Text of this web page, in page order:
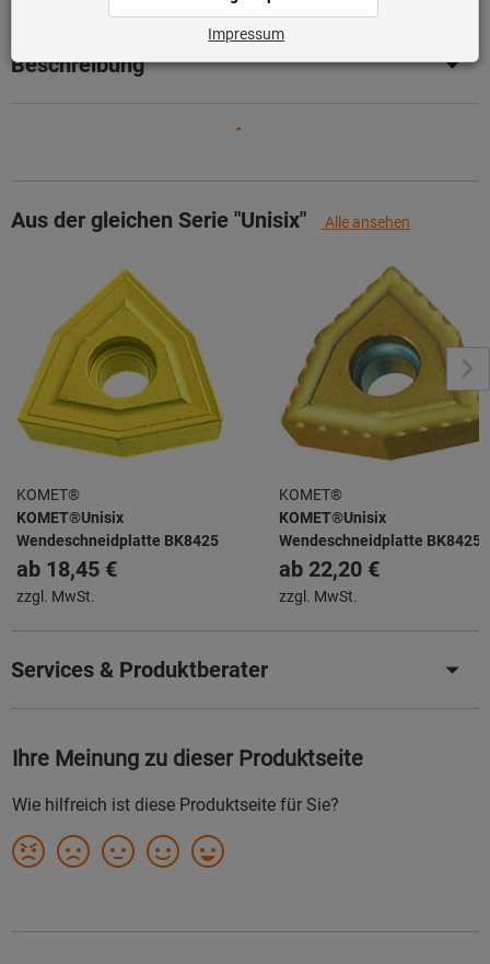
Beschreibung
Aus der gleichen Serie "Unisix" Alle ansehen
KOMET®
KOMET®Unisix
Wendeschneidplatte BK8425
ab 18,45 €
zzgl. MwSt.
KOMET®
KOMET®Unisix
Wendeschneidplatte BK8425
ab 22,20 €
zzgl. MwSt.
Services & Produktberater